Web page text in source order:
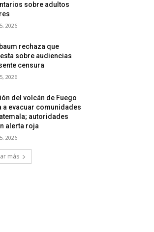
sobre adultos
2026
rechaza que
sobre audiencias
censura
2026
del volcán de Fuego
a evacuar comunidades
autoridades
alerta roja
2026
más